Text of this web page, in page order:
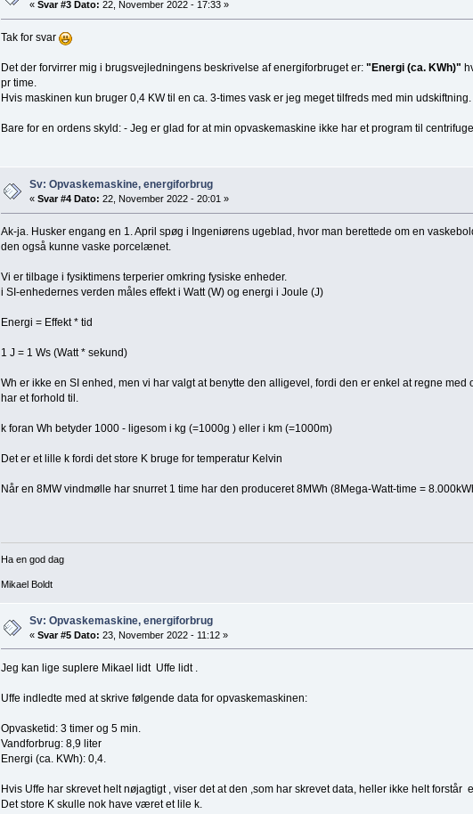
«Svar #3 Dato: 22, November 2022 - 17:33 »
Tak for svar
Det der forvirrer mig i brugsvejledningens beskrivelse af energiforbruget er:"Energi (ca. KWh)"
pr time.
Hvis maskinen kun bruger 0,4 KW til en ca. 3-times vask er jeg meget tilfreds med min udskiftning.
Bare for en ordens skyld: - Jeg er glad for at min opvaskemaskine ikke har et program til
Sv: Opvaskemaskine, energiforbrug
«Svar #4 Dato: 22, November 2022 - 20:01 »
Ak-ja. Husker engang en 1. April spøg i Ingeniørens ugeblad, hvor man berettede om en
den også kunne vaske porcelænet.
Vi er tilbage i fysiktimens terperier omkring fysiske enheder.
i SI-enhedernes verden måles effekt i Watt (W) og energi i Joule (J)
Energi = Effekt * tid
1 J = 1 Ws (Watt * sekund)
Wh er ikke en SI enhed, men vi har valgt at benytte den alligevel, fordi den er enkel at regne med
har et forhold til.
k foran Wh betyder 1000 - ligesom i kg (=1000g ) eller i km (=1000m)
Det er et lille k fordi det store K bruge for temperatur Kelvin
Når en 8MW vindmølle har snurret 1 time har den produceret 8MWh (8Mega-Watt-time =
Ha en god dag
Mikael Boldt
Sv: Opvaskemaskine, energiforbrug
«Svar #5 Dato: 23, November 2022 - 11:12 »
Jeg kan lige suplere Mikael lidt Uffe lidt .
Uffe indledte med at skrive følgende data for opvaskemaskinen:
Opvasketid: 3 timer og 5 min.
Vandforbrug: 8,9 liter
Energi (ca. KWh): 0,4.
Hvis Uffe har skrevet helt nøjagtigt , viser det at den ,som har skrevet data, heller ikke helt forstår
Det store K skulle nok have været et lile k.